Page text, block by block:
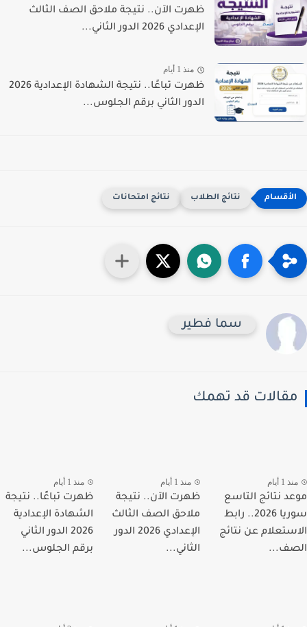
ظهرت الآن.. نتيجة ملاحق الصف الثالث
الإعدادي 2026 الدور الثاني...
منذ 1 أيام
ظهرت تباعًا.. نتيجة الشهادة الإعدادية 2026
الدور الثاني برقم الجلوس...
نتائج الطلاب نتائج امتحانات
سما فطير
قد تهمك
1 أيام
نتائج التاسع
سوريا 2026.. رابط
عن نتائج
منذ 1 أيام
ظهرت الآن.. نتيجة
ملاحق الصف الثالث
الإعدادي 2026 الدور
الثاني...
منذ 1 أيام
ظهرت تباعًا.. نتيجة
الشهادة الإعدادية
2026 الدور الثاني
برقم الجلوس...